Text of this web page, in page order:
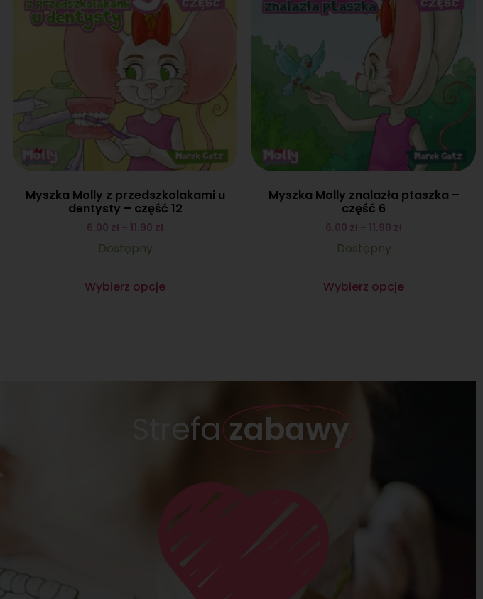
Myszka Molly z przedszkolakami u
dentysty – część 12
6.00 zł – 11.90 zł
Dostępny
Wybierz opcje
Myszka Molly znalazła ptaszka –
część 6
6.00 zł – 11.90 zł
Dostępny
Wybierz opcje
Strefa zabawy